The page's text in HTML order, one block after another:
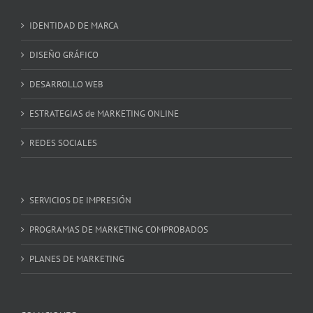
IDENTIDAD DE MARCA
DISEÑO GRÁFICO
DESARROLLO WEB
ESTRATEGIAS de MARKETING ONLINE
REDES SOCIALES
SERVICIOS DE IMPRESIÓN
PROGRAMAS DE MARKETING COMPROBADOS
PLANES DE MARKETING